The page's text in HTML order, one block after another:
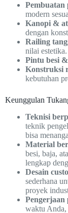
Pembuatan
modern
Kanopi &
dengan
Railing
nilai estetika.
Pintu besi
Konstruksi
kebutuhan
Keunggulan
Teknisi
teknik
bisa
Material
besi, baja,
lengkap
Desain
sederhana
proyek
Pengerjaan
waktu Anda,